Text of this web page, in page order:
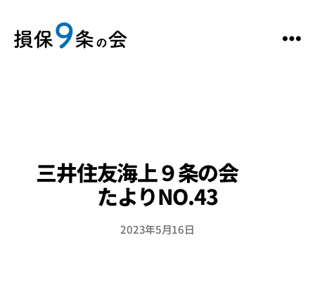
三井住友海上９条の会
たよりNO.43
2023年5月16日